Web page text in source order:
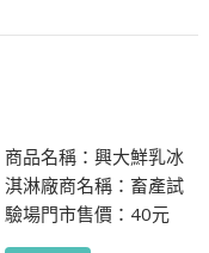
商品名稱：興大鮮乳冰
淇淋廠商名稱：畜產試
驗場門市售價：40元